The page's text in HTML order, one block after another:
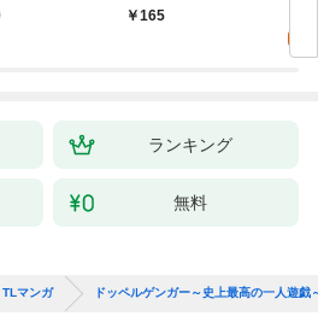
た後輩と欲望の
165
ランキング
無料
TLマンガ ドッペルゲンガー～史上最高の一人遊戯